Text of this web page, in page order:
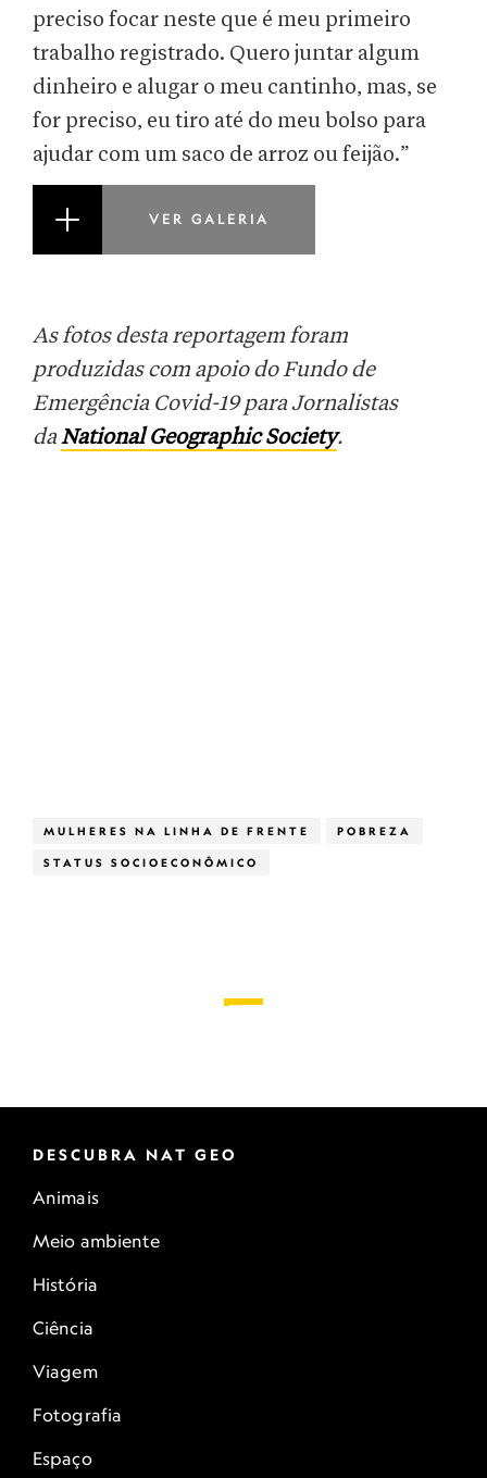
preciso focar neste que é meu primeiro
trabalho registrado. Quero juntar algum
dinheiro e alugar o meu cantinho, mas, se
for preciso, eu tiro até do meu bolso para
ajudar com um saco de arroz ou feijão.”
VER GALERIA
As fotos desta reportagem foram
produzidas com apoio do Fundo de
Emergência Covid-19 para Jornalistas
daNational Geographic Society.
MULHERES NA LINHA DE FRENTE POBREZA
STATUS SOCIOECONÔMICO
DESCUBRA NAT GEO
Animais
Meio ambiente
História
Ciência
Viagem
Fotografia
Espaço